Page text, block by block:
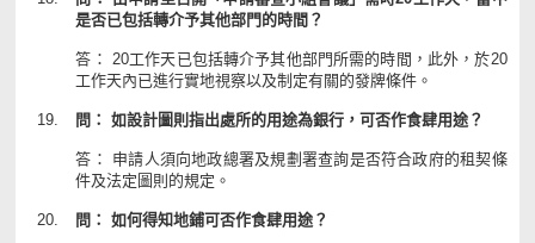
是否已包括轉介予其他部門的時間？
答： 20工作天已包括轉介予其他部門所需的時間，此外，於20
工作天內已進行實地視察以及制定有關的發牌條件。
問： 如設計圖則指出處所的用途為銀行，可否作食肆用途？
答： 申請人須向地政總署及規劃署查詢是否符合政府的租契條
件及法定圖則的規定。
問： 如何得知地鋪可否作食肆用途？